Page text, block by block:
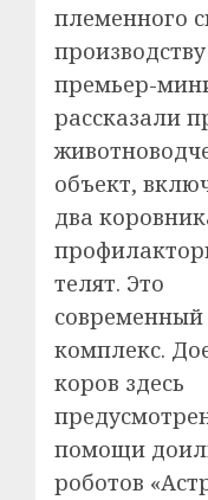
племенного
премьер-
рассказали
объект,
два
телят. Это
современный
комплекс.
коров здесь
помощи
роботов